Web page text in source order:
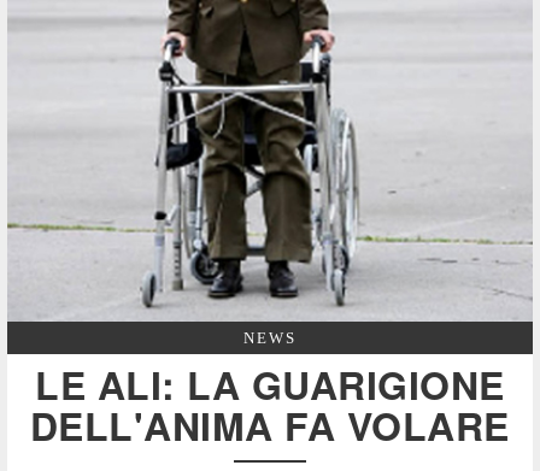
NEWS
LE ALI: LA GUARIGIONE
DELL'ANIMA FA VOLARE